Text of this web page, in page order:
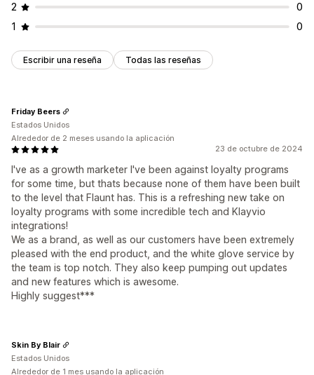
2
0
1
0
Escribir una reseña Todas las reseñas
23 de octubre de 2024
I've as a growth marketer I've been against loyalty programs
for some time, but thats because none of them have been built
to the level that Flaunt has. This is a refreshing new take on
loyalty programs with some incredible tech and Klayvio
integrations!
We as a brand, as well as our customers have been extremely
pleased with the end product, and the white glove service by
the team is top notch. They also keep pumping out updates
and new features which is awesome.
Highly suggest***
Friday Beers
Estados Unidos
Alrededor de 2 meses usando la aplicación
Skin By Blair
Estados Unidos
Alrededor de 1 mes usando la aplicación